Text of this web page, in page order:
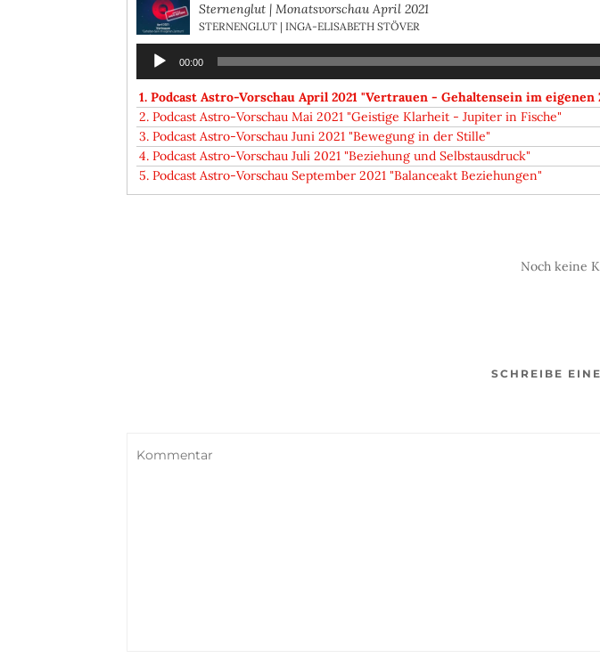
Sternenglut | Monatsvorschau April 2021
STERNENGLUT | INGA-ELISABETH STÖVER
Audio-
Player
00:00
1. Podcast Astro-Vorschau April 2021 "Vertrauen - Gehaltensein im eigenen
2. Podcast Astro-Vorschau Mai 2021 "Geistige Klarheit - Jupiter in Fische"
3. Podcast Astro-Vorschau Juni 2021 "Bewegung in der Stille"
4. Podcast Astro-Vorschau Juli 2021 "Beziehung und Selbstausdruck"
5. Podcast Astro-Vorschau September 2021 "Balanceakt Beziehungen"
Noch keine
SCHREIBE